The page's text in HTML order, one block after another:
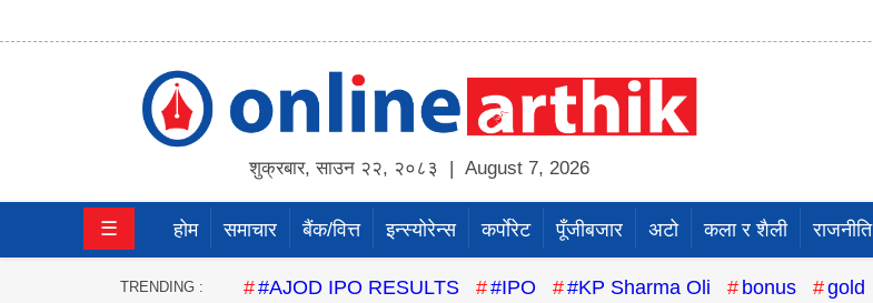
शुक्रबार,साउन २२, २०८३ | August 7, 2026
बैंक/
☰ होम समाचार बैंक/वित्त इन्स्योरेन्स कर्पाेरेट पूँजीबजार अटो कला र शैली राजनीति
TRENDING : #AJOD IPO RESULTS #IPO #KP Sharma Oli bonus gold